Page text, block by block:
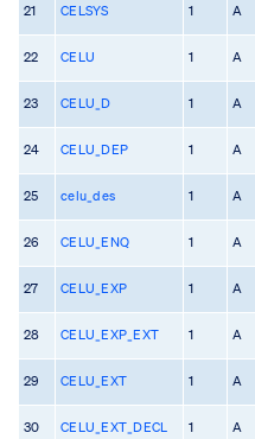
21 CELSYS 1 A
22 CELU 1 A
23 CELU_D 1 A
24 CELU_DEP 1 A
25 celu_des 1 A
26 CELU_ENQ 1 A
27 CELU_EXP 1 A
28 CELU_EXP_EXT 1 A
29 CELU_EXT 1 A
30 CELU_EXT_DECL 1 A